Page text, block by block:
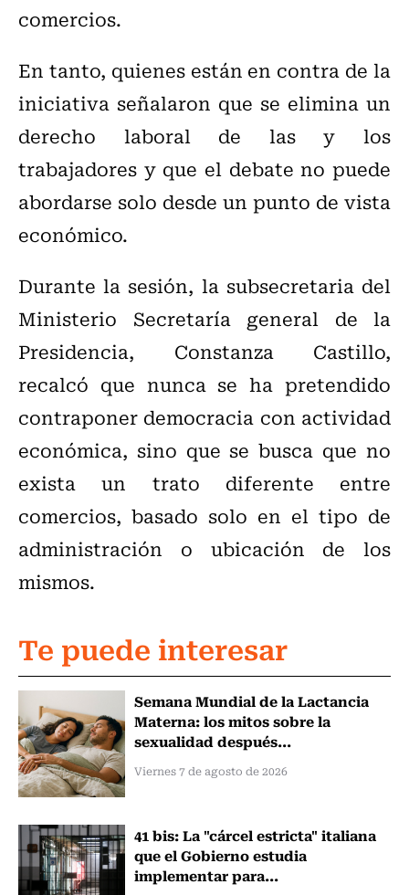
comercios.
En tanto, quienes están en contra de la
iniciativa señalaron que se elimina un
derecho laboral de las y los
trabajadores y que el debate no puede
abordarse solo desde un punto de vista
económico.
Durante la sesión, la subsecretaria del
Ministerio Secretaría general de la
Presidencia, Constanza Castillo,
recalcó que nunca se ha pretendido
contraponer democracia con actividad
económica, sino que se busca que no
exista un trato diferente entre
comercios, basado solo en el tipo de
administración o ubicación de los
mismos.
Te puede interesar
Semana Mundial de la Lactancia
Materna: los mitos sobre la
sexualidad después...
Viernes 7 de agosto de 2026
41 bis: La "cárcel estricta" italiana
que el Gobierno estudia
implementar para...